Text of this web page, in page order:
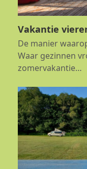
Vakantie
De manier
Waar gezinnen
zomervakantie…